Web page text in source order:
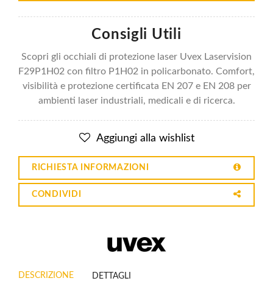
Consigli Utili
Scopri gli occhiali di protezione laser Uvex Laservision
F29P1H02 con filtro P1H02 in policarbonato. Comfort,
visibilità e protezione certificata EN 207 e EN 208 per
ambienti laser industriali, medicali e di ricerca.
Aggiungi alla wishlist
RICHIESTA INFORMAZIONI
CONDIVIDI
DESCRIZIONE DETTAGLI